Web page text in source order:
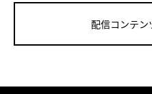
配信コンテン